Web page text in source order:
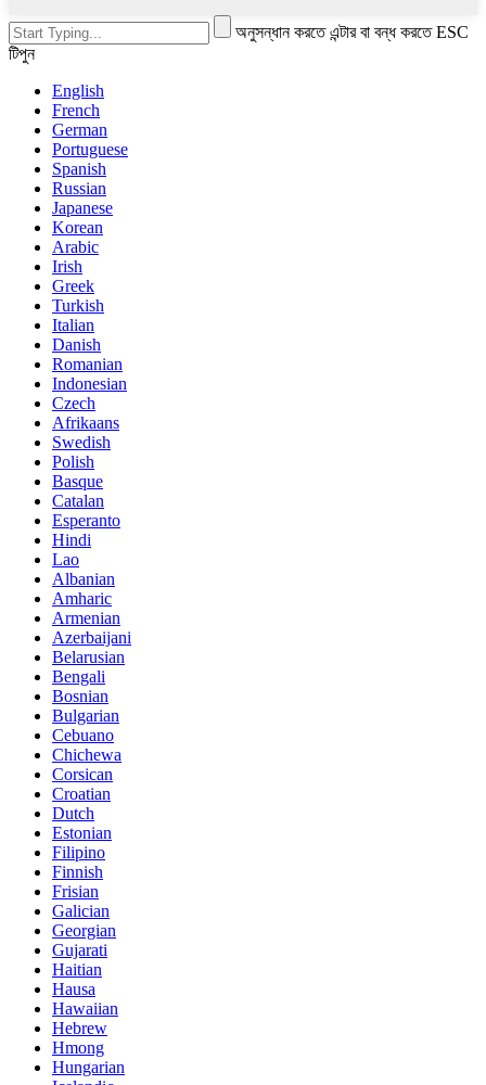
অনুসন্ধান করতে এন্টার বা বন্ধ করতে ESC
টিপুন
English
French
German
Portuguese
Spanish
Russian
Japanese
Korean
Arabic
Irish
Greek
Turkish
Italian
Danish
Romanian
Indonesian
Czech
Afrikaans
Swedish
Polish
Basque
Catalan
Esperanto
Hindi
Lao
Albanian
Amharic
Armenian
Azerbaijani
Belarusian
Bengali
Bosnian
Bulgarian
Cebuano
Chichewa
Corsican
Croatian
Dutch
Estonian
Filipino
Finnish
Frisian
Galician
Georgian
Gujarati
Haitian
Hausa
Hawaiian
Hebrew
Hmong
Hungarian